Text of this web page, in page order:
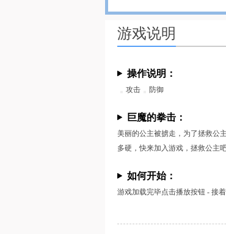
游戏说明
操作说明：
攻击 防御
巨魔的拳击：
美丽的公主被掳走，为了拯救公
多硬，快来加入游戏，拯救公主吧
如何开始：
游戏加载完毕点击播放按钮 - 接